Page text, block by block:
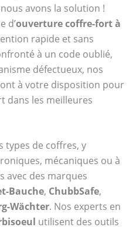
avons la solution !
d’ouverture coffre-fort à
rapide et sans
à un code oublié,
défectueux, nos
à votre disposition pour
dans les meilleures
types de coffres, y
mécaniques ou à
avec des marques
Bauche, ChubbSafe,
Wächter. Nos experts en
utilisent des outils